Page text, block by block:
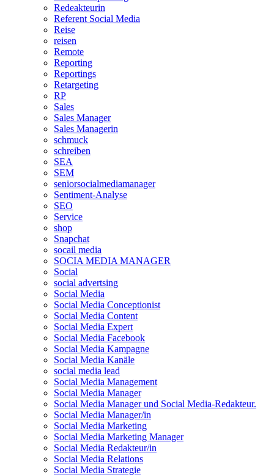
Redeakteurin
Referent Social Media
Reise
reisen
Remote
Reporting
Reportings
Retargeting
RP
Sales
Sales Manager
Sales Managerin
schmuck
schreiben
SEA
SEM
seniorsocialmediamanager
Sentiment-Analyse
SEO
Service
shop
Snapchat
socail media
SOCIA MEDIA MANAGER
Social
social advertsing
Social Media
Social Media Conceptionist
Social Media Content
Social Media Expert
Social Media Facebook
Social Media Kampagne
Social Media Kanäle
social media lead
Social Media Management
Social Media Manager
Social Media Manager und Social Media-Redakteur.
Social Media Manager/in
Social Media Marketing
Social Media Marketing Manager
Social Media Redakteur/in
Social Media Relations
Social Media Strategie